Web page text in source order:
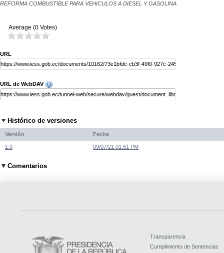
REFORMA COMBUSTIBLE PARA VEHICULOS A DIESEL Y GASOLINA
Average (0 Votes)
URL
URL de WebDAV
Histórico de versiones
Versión Fecha
1.0 09/07/21 01:51 PM
Comentarios
Transparencia
Cumplimiento de Sentencias